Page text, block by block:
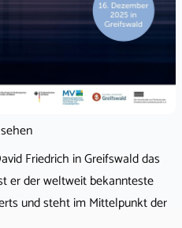
Friedrich in Greifswald das
er der weltweit bekannteste
und steht im Mittelpunkt der